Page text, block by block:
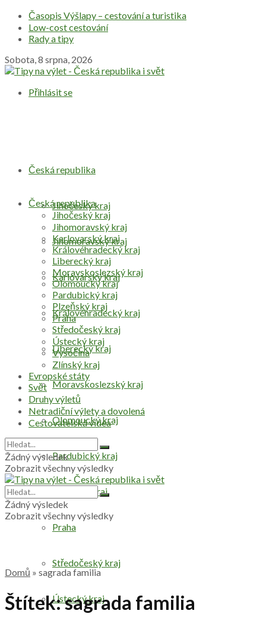
Časopis Výšlapy – cestování a turistika
Low-cost cestování
Rady a tipy
Sobota, 8 srpna, 2026
Přihlásit se
Česká republika
Jihočeský kraj
Jihomoravský kraj
Karlovarský kraj
Královéhradecký kraj
Liberecký kraj
Moravskoslezský kraj
Olomoucký kraj
Pardubický kraj
Plzeňský kraj
Praha
Středočeský kraj
Ústecký kraj
Česká republika
Jihočeský kraj
Jihomoravský kraj
Karlovarský kraj
Královéhradecký kraj
Liberecký kraj
Moravskoslezský kraj
Olomoucký kraj
Pardubický kraj
Plzeňský kraj
Praha
Středočeský kraj
Ústecký kraj
Vysočina
Zlínský kraj
Evropské státy
Svět
Druhy výletů
Netradiční výlety a dovolená
Cestovatelská videa
Žádný výsledek
Zobrazit všechny výsledky
Žádný výsledek
Zobrazit všechny výsledky
Domů » sagrada familia
Štítek:sagrada familia